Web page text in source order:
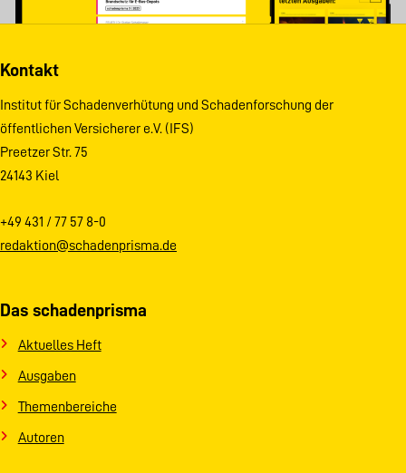
Kontakt
Institut für Schadenverhütung und Schadenforschung der
öffentlichen Versicherer e.V. (IFS)
Preetzer Str. 75
24143 Kiel
+49 431 / 77 57 8-0
redaktion@schadenprisma.de
Das schadenprisma
Aktuelles Heft
Ausgaben
Themenbereiche
Autoren